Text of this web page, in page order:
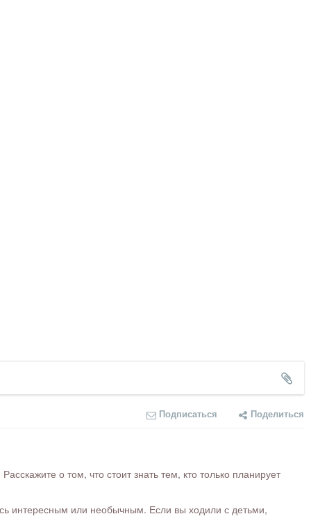
Подписаться Поделиться
о том, что стоит знать тем, кто только планирует
интересным или необычным. Если вы ходили с детьми,